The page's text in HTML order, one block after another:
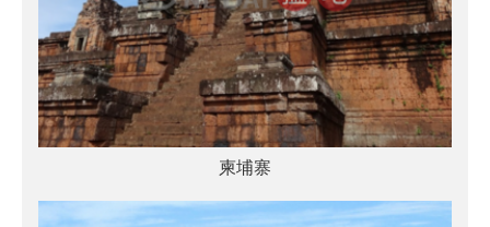
柬埔寨